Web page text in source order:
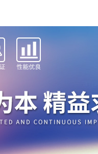
站首页